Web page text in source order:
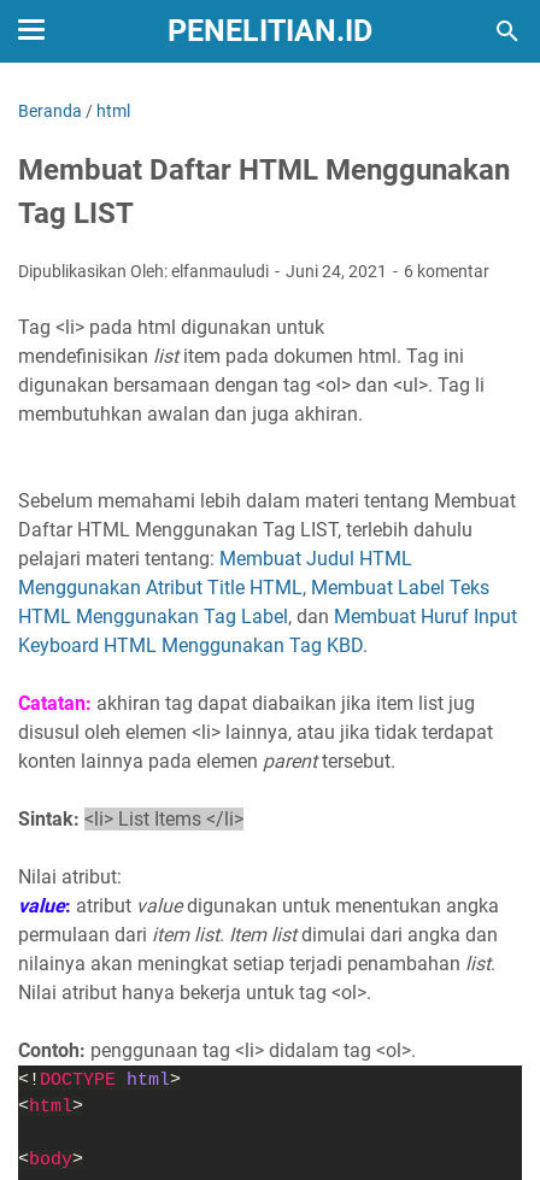
PENELITIAN.ID
Beranda / html
Membuat Daftar HTML Menggunakan
Tag LIST
Dipublikasikan Oleh: elfanmauludi Juni 24, 2021 6 komentar
Tag <li> pada html digunakan untuk
mendefinisikan listitem pada dokumen html. Tag ini
digunakan bersamaan dengan tag <ol> dan <ul>. Tag li
membutuhkan awalan dan juga akhiran.
Sebelum memahami lebih dalam materi tentang Membuat
Daftar HTML Menggunakan Tag LIST, terlebih dahulu
pelajari materi tentang: Membuat Judul HTML
Menggunakan Atribut Title HTML, Membuat Label Teks
HTML Menggunakan Tag Label, dan Membuat Huruf Input
Keyboard HTML Menggunakan Tag KBD.
Catatan: akhiran tag dapat diabaikan jika item list jug
disusul oleh elemen <li> lainnya, atau jika tidak terdapat
konten lainnya pada elemen parenttersebut.
Sintak: <li> List Items </li>
Nilai atribut:
value: atribut valuedigunakan untuk menentukan angka
permulaan dari item list. Item listdimulai dari angka dan
nilainya akan meningkat setiap terjadi penambahan list.
Nilai atribut hanya bekerja untuk tag <ol>.
Contoh: penggunaan tag <li> didalam tag <ol>.
<! DOCTYPE html>
<html>
<body>